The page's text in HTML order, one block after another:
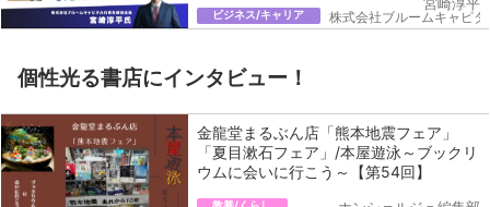
ビジネス/キャリア
宮崎淳平
株式会社ブルームキャピ
個性光る書店にインタビュー！
金龍堂まるぶん店「熊本地震フェア」
「夏目漱石フェア」/本屋遊泳～ブックリ
ウムに会いに行こう～【第54回】